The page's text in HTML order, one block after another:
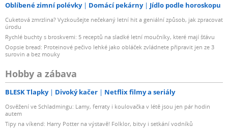
Oblíbené zimní polévky Domácí pekárny Jídlo podle horoskopu
Cuketová zmrzlina? Vyzkoušejte nečekaný letní hit a geniální způsob, jak zpracovat
úrodu
Rychlé buchty s broskvemi: 5 receptů na sladké letní moučníky, které mají šťávu
Oopsie bread: Proteinové pečivo lehké jako obláček zvládnete připravit jen ze 3
surovin a bez mouky
Hobby a zábava
BLESK Tlapky Divoký kačer Netflix filmy a seriály
Osvěžení ve Schladmingu: Lamy, ferraty i koulovačka v létě jsou jen pár hodin
autem
Tipy na víkend: Harry Potter na výstavě! Folklor, bitvy i setkání vodníků